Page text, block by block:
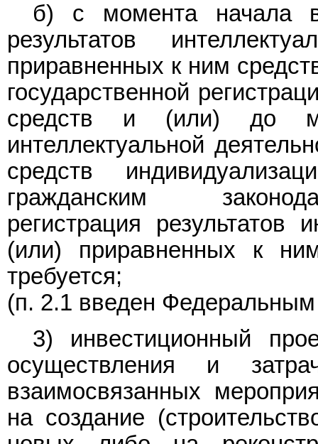
б) с момента начала
результатов
приравненных к ним
государственной
средств и (или) до
интеллектуальной
средств
гражданским
регистрация результатов
(или) приравненных к
требуется;
(п. 2.1 введен
3) инвестиционный
осуществления и
взаимосвязанных
на создание